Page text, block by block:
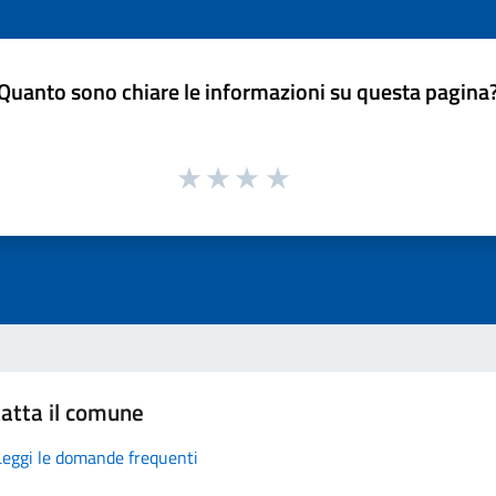
sono chiare le informazioni su questa
il comune
le domande frequenti